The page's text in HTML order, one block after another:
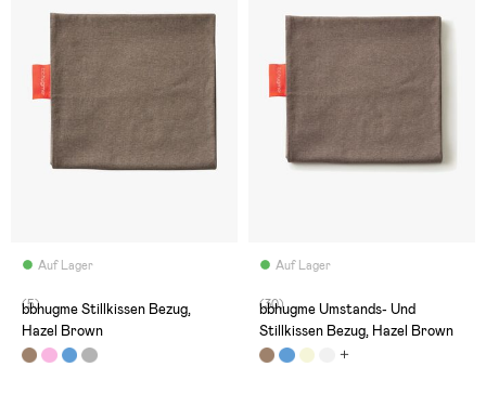
Auf Lager
(5)
bbhugme Stillkissen Bezug,
Hazel Brown
Auf Lager
(30)
bbhugme Umstands- Und
Stillkissen Bezug, Hazel Brown